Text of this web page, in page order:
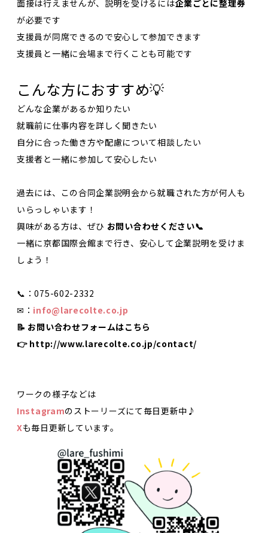
面接は行えませんが、説明を受けるには企業ごとに整理券
が必要です
支援員が同席できるので安心して参加できます
支援員と一緒に会場まで行くことも可能です
こんな方におすすめ💡
どんな企業があるか知りたい
就職前に仕事内容を詳しく聞きたい
自分に合った働き方や配慮について相談したい
支援者と一緒に参加して安心したい
過去には、この合同企業説明会から就職された方が何人も
いらっしゃいます！
興味がある方は、ぜひ お問い合わせください📞
一緒に京都国際会館まで行き、安心して企業説明を受けま
しょう！
📞：075-602-2332
✉： info@larecolte.co.jp
📝 お問い合わせフォームはこちら
👉 http://www.larecolte.co.jp/contact/
ワークの様子などは
Instagramのストーリーズにて毎日更新中♪
Xも毎日更新しています。